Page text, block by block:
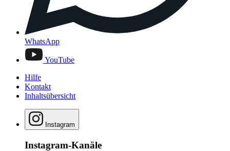
WhatsApp
YouTube
Hilfe
Kontakt
Inhaltsübersicht
Instagram
Instagram-Kanäle